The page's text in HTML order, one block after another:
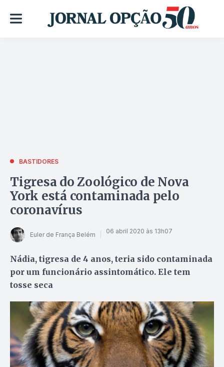
BASTIDORES
Tigresa do Zoológico de Nova
York está contaminada pelo
coronavírus
Euler de França Belém 06 abril 2020 às 13h07
Nádia, tigresa de 4 anos, teria sido contaminada
por um funcionário assintomático. Ele tem
tosse seca